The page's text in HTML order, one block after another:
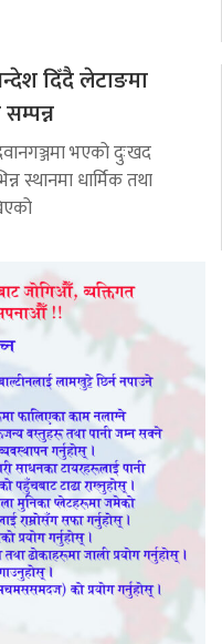
दिँदै लेटाङमा
भएको दुःखद
स्थानमा धार्मिक तथा